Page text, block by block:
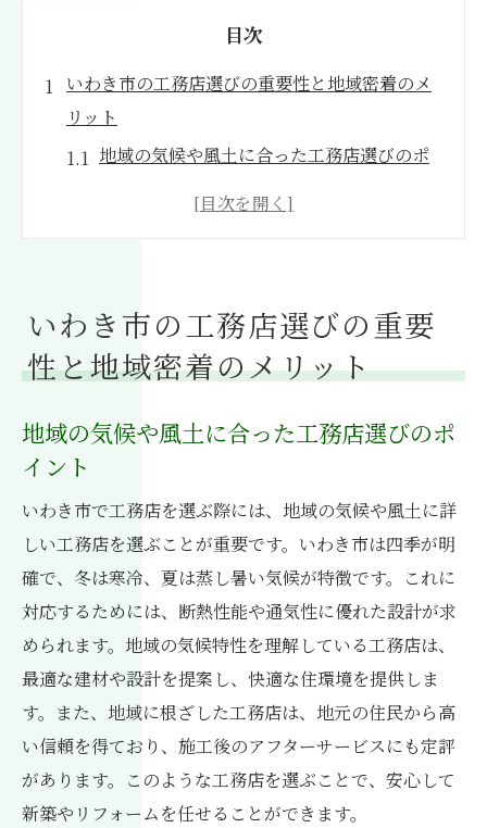
目次
いわき市の工務店選びの重要性と地域密着のメ
リット
地域の気候や風土に合った工務店選びのポ
工務店選びで失敗しないためのチェックポ
イント
の充実
成功する新築計画:いわき市の工務店が提供する
安心の施工事例
いわき市での新築施工事例の紹介
地域特性を活かした住宅設計のポイント
工務店による新築施工の流れと注意点
耐震性に優れた住まいづくりの実例
新築における環境への配慮と工務店の取り
組み
施工事例から学ぶ理想の住まい実現のヒン
いわき市の工務店選びの重要
性と地域密着のメリット
地域の気候や風土に合った工務店選びのポ
イント
いわき市で工務店を選ぶ際には、地域の気候や風土に詳
しい工務店を選ぶことが重要です。いわき市は四季が明
確で、冬は寒冷、夏は蒸し暑い気候が特徴です。これに
対応するためには、断熱性能や通気性に優れた設計が求
められます。地域の気候特性を理解している工務店は、
最適な建材や設計を提案し、快適な住環境を提供しま
す。また、地域に根ざした工務店は、地元の住民から高
い信頼を得ており、施工後のアフターサービスにも定評
があります。このような工務店を選ぶことで、安心して
新築やリフォームを任せることができます。